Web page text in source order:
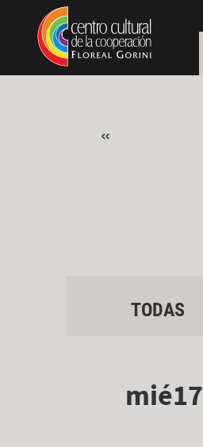
Pasar al contenido principal
Jump to main content
«
TODAS
mié17